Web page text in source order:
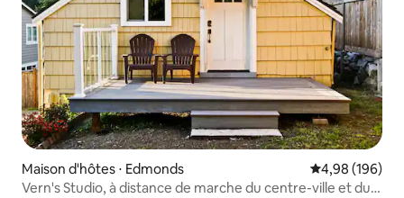
Maison d'hôtes ⋅ Edmonds Évaluation
4,98 (196)
Vern's Studio, à distance de marche du centre-ville et du